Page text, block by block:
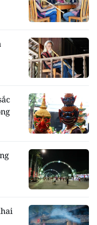
nhà vợ, con
lễ do nhà gái lo
hình thức đưa
là thổ táng và
đạo Bà la môn
Những người
được chôn cất
Thuận, Bình
thực hiện một
Thổ thần để
chuyển về làng
mộc được tổ
cất ngôi nhà.
nghi lễ nông
như: lễ khai